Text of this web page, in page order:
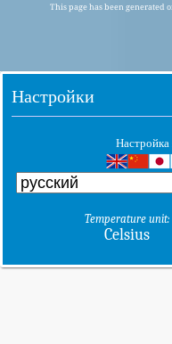
This page has been generated
Настройки
Настройка
Temperature unit:
Celsius